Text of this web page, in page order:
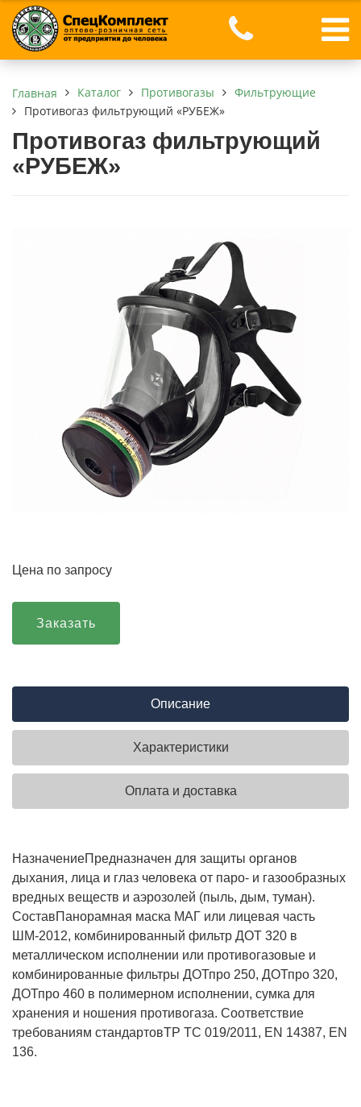
Главная Каталог Противогазы
Фильтрующие
Противогаз фильтрующий «РУБЕЖ»
Противогаз фильтрующий
«РУБЕЖ»
Цена по запросу
Заказать
Описание
Характеристики
Оплата и доставка
НазначениеПредназначен для защиты органов
дыхания, лица и глаз человека от паро- и газообразных
вредных веществ и аэрозолей (пыль, дым, туман).
Состав Панорамная маска МАГ или лицевая часть
ШМ-2012, комбинированный фильтр ДОТ 320 в
металлическом исполнении или противогазовые и
комбинированные фильтры ДОТпро 250, ДОТпро 320,
ДОТпро 460 в полимерном исполнении, сумка для
хранения и ношения противогаза. Соответствие
требованиям стандартовТР ТС 019/2011, ЕN 14387, EN
136.